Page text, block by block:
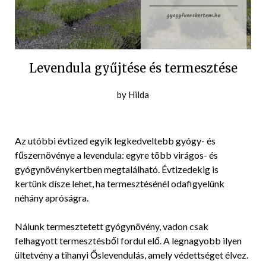
Levendula gyűjtése és termesztése
Posted
07-
25
by Hilda
Az utóbbi évtized egyik legkedveltebb gyógy- és
fűszernövénye a levendula: egyre több virágos- és
gyógynövénykertben megtalálható. Évtizedekig is
kertünk dísze lehet, ha termesztésénél odafigyelünk
néhány apróságra.
Nálunk termesztetett gyógynövény, vadon csak
felhagyott termesztésből fordul elő. A legnagyobb ilyen
ültetvény a tihanyi Őslevendulás, amely védettséget élvez.